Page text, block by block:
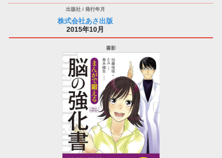
株式会社あさ出版
2015年10月